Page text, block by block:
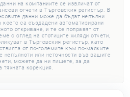
на компаниите се извличат от
отчети в Търговския регистър. В
данни може да бъдат непълни
което са създадени автоматизирани
откриване, и те се поправят от
с оглед на стотиците хиляди отчети,
в Търговския регистър, като
от по-големите към по-малките
непълноти или неточности във вашите
можете да ни пишете, за да
тяхната корекция.